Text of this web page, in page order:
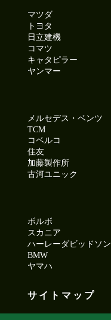
マツダ
トヨタ
日立建機
コマツ
キャタピラー
ヤンマー
メルセデス・ベンツ
TCM
コベルコ
住友
加藤製作所
古河ユニック
ボルボ
スカニア
ハーレーダビッドソン
BMW
ヤマハ
サイトマップ